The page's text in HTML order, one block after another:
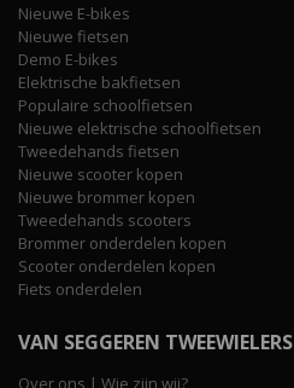
Nieuwe E-bikes
Nieuwe fietsen
Demo E-bikes
Elektrische bakfietsen
Populaire schoolfietsen
Nieuwe elektrische schoolfietsen
Tweedehands fietsen
Nieuwe scooter kopen
Nieuwe brommer kopen
Tweedehands scooters
Brommer onderdelen kopen
Scooter onderdelen kopen
Fiets onderdelen
VAN SEGGEREN TWEEWIELERS
Over ons | Wie zijn wij?